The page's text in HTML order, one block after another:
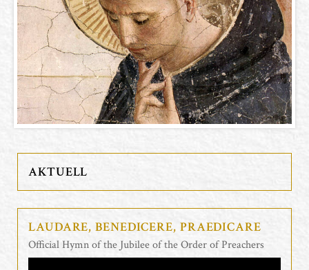
AKTUELL
LAUDARE, BENEDICERE, PRAEDICARE
Official Hymn of the Jubilee of the Order of Preachers